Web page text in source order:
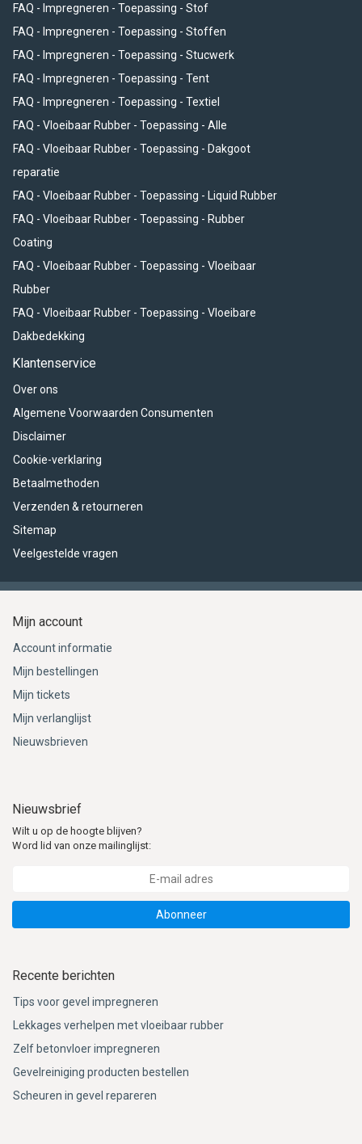
FAQ - Impregneren - Toepassing - Stof
FAQ - Impregneren - Toepassing - Stoffen
FAQ - Impregneren - Toepassing - Stucwerk
FAQ - Impregneren - Toepassing - Tent
FAQ - Impregneren - Toepassing - Textiel
FAQ - Vloeibaar Rubber - Toepassing - Alle
FAQ - Vloeibaar Rubber - Toepassing - Dakgoot
reparatie
FAQ - Vloeibaar Rubber - Toepassing - Liquid Rubber
FAQ - Vloeibaar Rubber - Toepassing - Rubber
Coating
FAQ - Vloeibaar Rubber - Toepassing - Vloeibaar
Rubber
FAQ - Vloeibaar Rubber - Toepassing - Vloeibare
Dakbedekking
Klantenservice
Over ons
Algemene Voorwaarden Consumenten
Disclaimer
Cookie-verklaring
Betaalmethoden
Verzenden & retourneren
Sitemap
Veelgestelde vragen
Mijn account
Account informatie
Mijn bestellingen
Mijn tickets
Mijn verlanglijst
Nieuwsbrieven
Nieuwsbrief
Wilt u op de hoogte blijven?
Word lid van onze mailinglijst:
Abonneer
Recente berichten
Tips voor gevel impregneren
Lekkages verhelpen met vloeibaar rubber
Zelf betonvloer impregneren
Gevelreiniging producten bestellen
Scheuren in gevel repareren